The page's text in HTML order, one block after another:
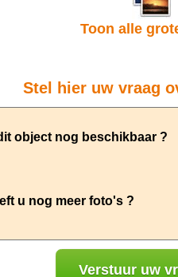
Toon alle
Stel hier uw vraag